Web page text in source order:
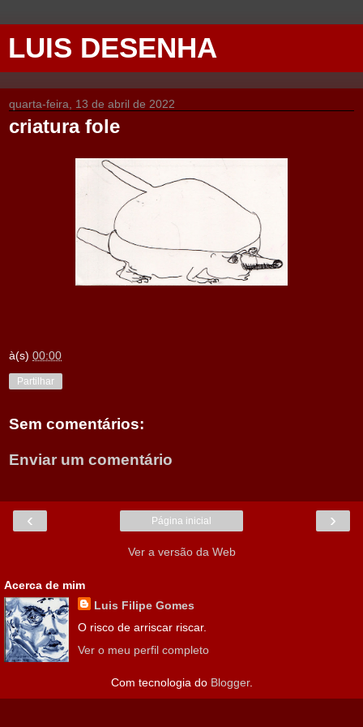
LUIS DESENHA
quarta-feira, 13 de abril de 2022
criatura fole
à(s) 00:00
Partilhar
Sem comentários:
Enviar um comentário
‹ ›
Página inicial
Ver a versão da Web
Acerca de mim
Luis Filipe Gomes
O risco de arriscar riscar.
Ver o meu perfil completo
Com tecnologia do Blogger.